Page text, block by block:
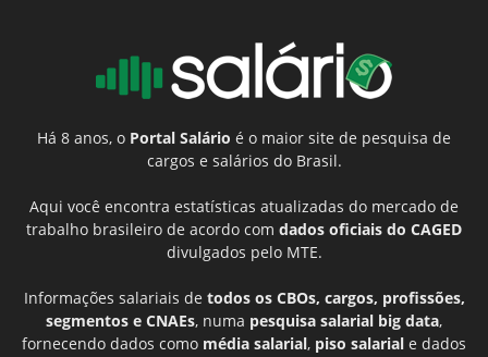
Há 8 anos, o Portal Salário é o maior site de pesquisa de
cargos e salários do Brasil.
Aqui você encontra estatísticas atualizadas do mercado de
trabalho brasileiro de acordo com dados oficiais do CAGED
divulgados pelo MTE.
Informações salariais de todos os CBOs, cargos, profissões,
segmentos e CNAEs, numa pesquisa salarial big data,
fornecendo dados como média salarial, piso salarial e dados